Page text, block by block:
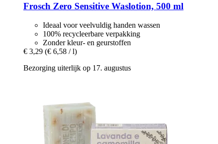
Frosch Zero Sensitive Waslotion, 500 ml
Ideaal voor veelvuldig handen wassen
100% recycleerbare verpakking
Zonder kleur- en geurstoffen
€ 3,29 (€ 6,58 / l)
Bezorging uiterlijk op 17. augustus